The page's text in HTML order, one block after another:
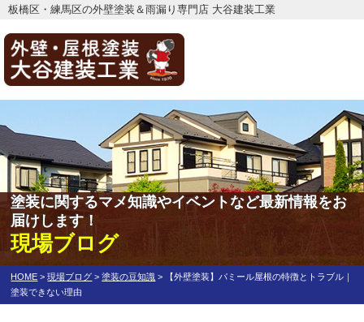
板橋区・練馬区の外壁塗装＆雨漏り専門店 大谷建装工業
塗装に関するマメ知識やイベントなど最新情報をお
届けします！
現場ブログ
HOME >現場ブログ >塗装の豆知識 >
【外壁塗装】パミール屋根の特徴とトラブル｜
塗装できない理由